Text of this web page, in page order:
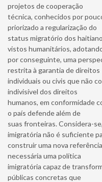
projetos de cooperação
técnica, conhecidos por
priorizado a regularização do
status migratório dos
vistos humanitários,
por conseguinte, uma
restrita à garantia de direitos
individuais ou civis que não
indivisível dos direitos
humanos, em conformidade
o país defende além de
suas fronteiras. Considera-
imigratória não é suficiente
construir uma nova
necessária uma política
imigratória capaz de
públicas concretas que